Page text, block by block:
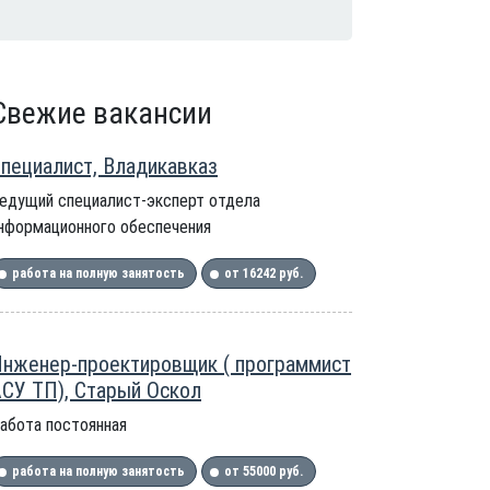
вакансии
Владикавказ
специалист-эксперт отдела
обеспечения
работа на полную занятость от 16242 руб.
проектировщик ( программист
ТП), Старый Оскол
постоянная
работа на полную занятость от 55000 руб.